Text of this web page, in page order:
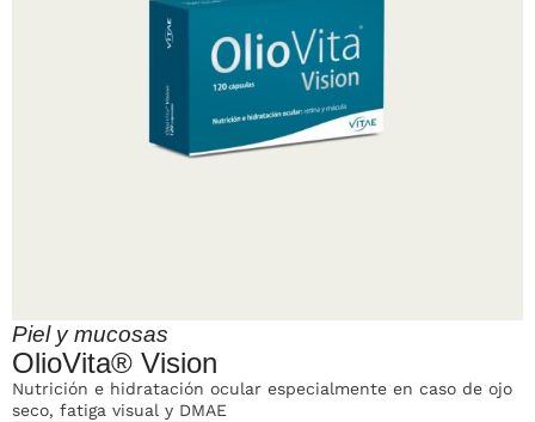
Piel y mucosas
OlioVita® Vision
Nutrición e hidratación ocular especialmente en caso de ojo
seco, fatiga visual y DMAE